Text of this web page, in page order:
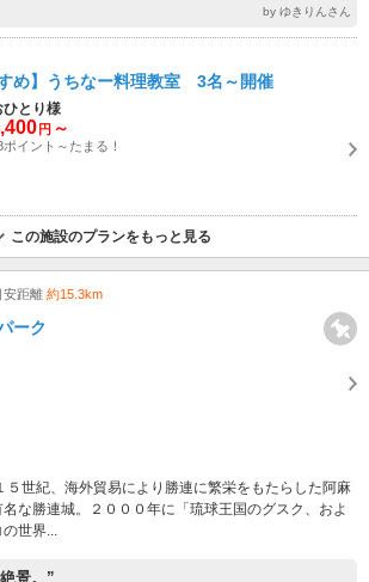
by ゆきりんさん
すめ】うちなー料理教室 3名～開催
ひとり様
円 ～
ポイント～たまる！
この施設のプランをもっと見る
安距離 約15.3km
ーク
５世紀、海外貿易により勝連に繁栄をもたらした阿麻
な勝連城。２０００年に「琉球王国のグスク、およ
世界...
景。”